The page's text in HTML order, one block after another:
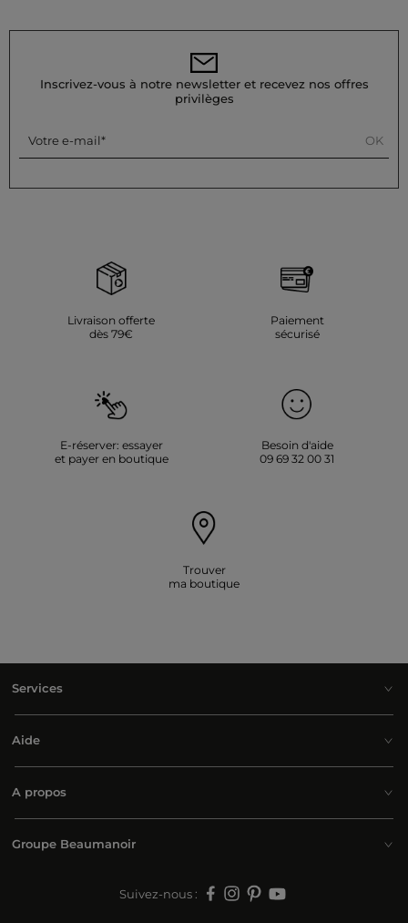
Inscrivez-vous à notre newsletter et recevez nos offres
privilèges
Votre e-mail OK
Livraison offerte
dès 79€
Paiement
sécurisé
E-réserver: essayer
et payer en boutique
Besoin d'aide
09 69 32 00 31
Trouver
ma boutique
Services
Aide
A propos
Groupe Beaumanoir
Suivez-nous :